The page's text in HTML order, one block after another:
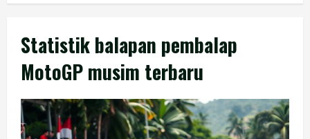
Statistik balapan pembalap
MotoGP musim terbaru